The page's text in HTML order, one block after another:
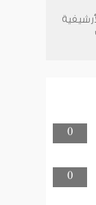
0
0